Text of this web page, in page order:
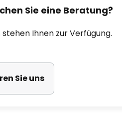
Sie eine Beratung?
Ihnen zur Verfügung.
Sie uns